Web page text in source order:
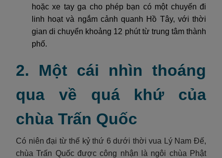
hoặc xe tay ga cho phép bạn có một chuyến đi
linh hoạt và ngắm cảnh quanh Hồ Tây, với thời
gian di chuyển khoảng 12 phút từ trung tâm thành
phố.
2. Một cái nhìn thoáng
qua về quá khứ của
chùa Trấn Quốc
Có niên đại từ thế kỷ thứ 6 dưới thời vua Lý Nam Đế,
chùa Trấn Quốc được công nhận là ngôi chùa Phật